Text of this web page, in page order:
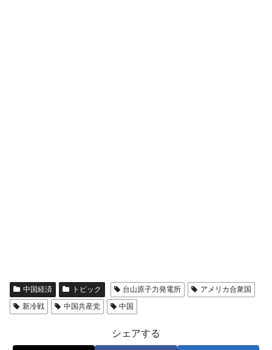
中国経済 トピック 台山原子力発電所
アメリカ合衆国
新冷戦
中国共産党 中国
シェアする